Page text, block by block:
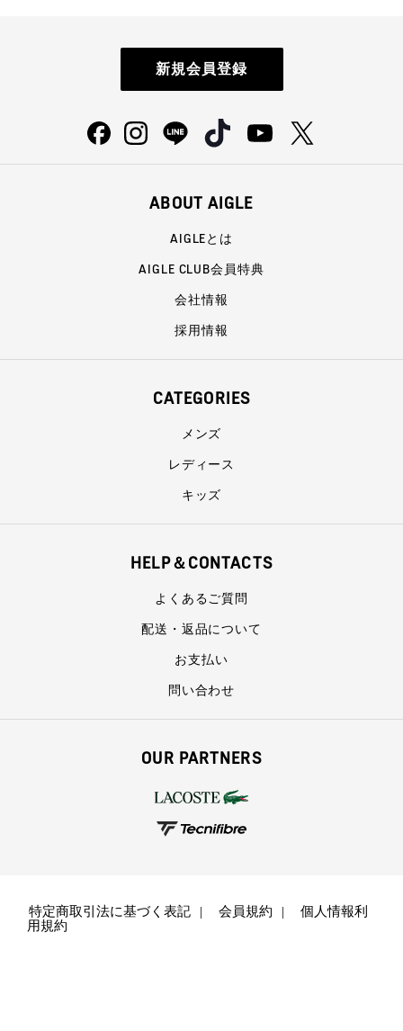
新規会員登録
ABOUT AIGLE
AIGLEとは
AIGLE CLUB会員特典
会社情報
採用情報
CATEGORIES
メンズ
レディース
キッズ
HELP＆CONTACTS
よくあるご質問
配送・返品について
お支払い
問い合わせ
OUR PARTNERS
特定商取引法に基づく表記 会員規約
個人情報利
用規約